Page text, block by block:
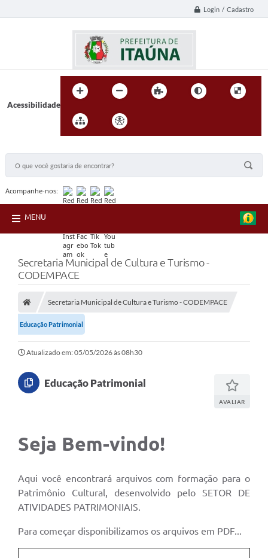
Login / Cadastro
Acessibilidade
Acompanhe-nos:
MENU
Secretaria Municipal de Cultura e Turismo -
CODEMPACE
Secretaria Municipal de Cultura e Turismo - CODEMPACE
Educação Patrimonial
Atualizado em: 05/05/2026 às 08h30
Educação Patrimonial
AVALIAR
Seja Bem-vindo!
Aqui você encontrará arquivos com formação para o
Patrimônio Cultural, desenvolvido pelo SETOR DE
ATIVIDADES PATRIMONIAIS.
Para começar disponibilizamos os arquivos em PDF...